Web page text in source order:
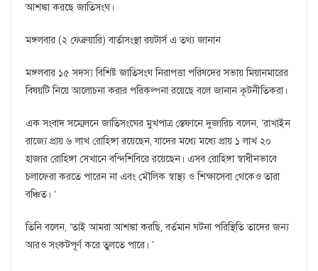
আশঙ্কা করছে জাতিসংঘ।
মঙ্গলবার (২ ফেব্রুয়ারি) বার্তাসংস্থা রয়টার্স এ তথ্য জানান
মঙ্গলবার ১৫ সদস্য বিশিষ্ট জাতিসংঘ নিরাপত্তা পরিষদের সভায় মিয়ানমারের
বিষয়টি নিয়ে আলোচনা করার পরিকল্পনা রয়েছে বলে জানান কূটনীতিকরা।
এক সংবাদ সম্মেলনে জাতিসংঘের মুখপাত্র স্তেফানে দুজারিচ বলেন, ‘রাখাইন
রাজ্যে প্রায় ৬ লাখ রোহিঙ্গা রয়েছেন, যাদের মধ্যে মধ্যে প্রায় ১ লাখ ২০
হাজার রোহিঙ্গা সেখানে বন্দিশিবিরে রয়েছেন। এসব রোহিঙ্গা স্বাধীনভাবে
চলাফেরা করতে পারেন না এবং মৌলিক স্বাস্থ্য ও শিক্ষাসেবা থেকেও তারা
বঞ্চিত। ’
তিনি বলেন, ‘তাই আমরা আশঙ্কা করছি, বর্তমান ঘটনা পরিস্থিতি তাদের জন্য
আরও সংকটপূর্ণ করে তুলতে পারে। ’